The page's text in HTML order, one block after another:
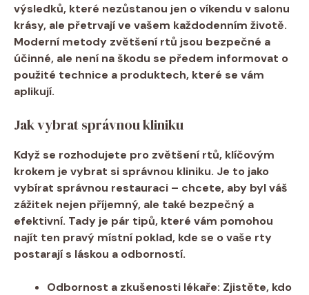
výsledků, které nezůstanou jen o víkendu v salonu
krásy, ale přetrvají ve vašem každodenním životě.
Moderní metody zvětšení rtů jsou bezpečné a
účinné, ale není na škodu se předem informovat o
použité technice a produktech, které se vám
aplikují.
Jak vybrat správnou kliniku
Když se rozhodujete pro zvětšení rtů, klíčovým
krokem je vybrat si správnou kliniku. Je to jako
vybírat správnou restauraci – chcete, aby byl váš
zážitek nejen příjemný, ale také bezpečný a
efektivní. Tady je pár tipů, které vám pomohou
najít ten pravý místní poklad, kde se o vaše rty
postarají s láskou a odborností.
Odbornost a zkušenosti lékaře: Zjistěte, kdo